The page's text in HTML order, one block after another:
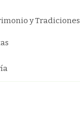
y Tradiciones